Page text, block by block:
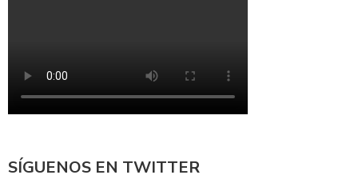
SÍGUENOS EN TWITTER